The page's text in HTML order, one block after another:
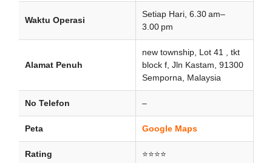
Waktu Operasi
Setiap Hari, 6.30 am–
3.00 pm
Alamat Penuh
new township, Lot 41 , tkt
block f, Jln Kastam, 91300
Semporna, Malaysia
No Telefon –
Peta Google Maps
Rating ⭐⭐⭐⭐